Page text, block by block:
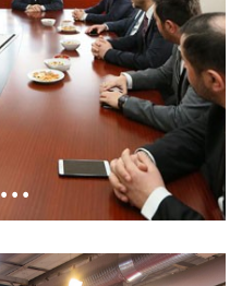
Flekssit 'e ziyaret.
Devam et